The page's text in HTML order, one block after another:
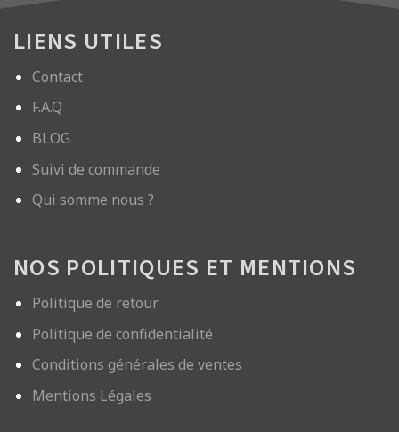
LIENS UTILES
Contact
F.A.Q
BLOG
Suivi de commande
Qui somme nous ?
NOS POLITIQUES ET MENTIONS
Politique de retour
Politique de confidentialité
Conditions générales de ventes
Mentions Légales